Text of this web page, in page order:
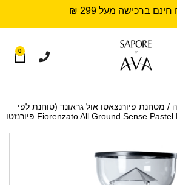
ברכישה מעל 299 ₪
0
/ מטחנת פיורנצאטו אול גראונד (טוחנת לפי